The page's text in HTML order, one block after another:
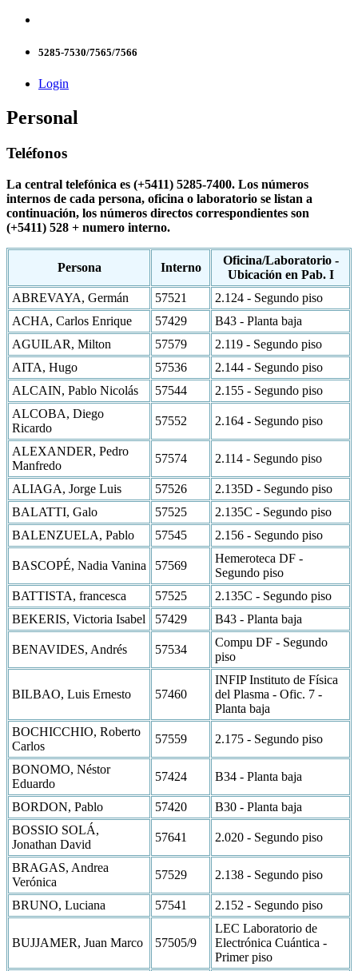
5285-7530/7565/7566
Login
Personal
Teléfonos
La central telefónica es (+5411) 5285-7400. Los números
internos de cada persona, oficina o laboratorio se listan a
continuación, los números directos correspondientes son
(+5411) 528 + numero interno.
Persona Interno
Oficina/Laboratorio -
Ubicación en Pab. I
ABREVAYA, Germán
57521
2.124 - Segundo piso
ACHA, Carlos Enrique
57429
B43 - Planta baja
AGUILAR, Milton
57579
2.119 - Segundo piso
AITA, Hugo
57536
2.144 - Segundo piso
ALCAIN, Pablo Nicolás
57544
2.155 - Segundo piso
ALCOBA, Diego
Ricardo
57552 2.164 - Segundo piso
ALEXANDER, Pedro
Manfredo
57574 2.114 - Segundo piso
ALIAGA, Jorge Luis 57526
2.135D - Segundo piso
BALATTI, Galo
57525
2.135C - Segundo piso
BALENZUELA, Pablo
57545 2.156 - Segundo piso
BASCOPÉ, Nadia Vanina 57569
Hemeroteca DF -
Segundo piso
BATTISTA, francesca
57525
2.135C - Segundo piso
BEKERIS, Victoria Isabel
57429 B43 - Planta baja
BENAVIDES, Andrés 57534
Compu DF - Segundo
piso
BILBAO, Luis Ernesto 57460
INFIP Instituto de Física
del Plasma - Ofic. 7 -
Planta baja
BOCHICCHIO, Roberto
Carlos
57559 2.175 - Segundo piso
BONOMO, Néstor
Eduardo
57424 B34 - Planta baja
BORDON, Pablo 57420
B30 - Planta baja
BOSSIO SOLÁ,
Jonathan David
57641 2.020 - Segundo piso
BRAGAS, Andrea
Verónica
57529 2.138 - Segundo piso
BRUNO, Luciana 57541 2.152 - Segundo piso
BUJJAMER, Juan Marco 57505/9
LEC Laboratorio de
Electrónica Cuántica -
Primer piso